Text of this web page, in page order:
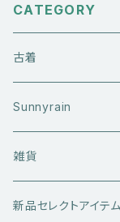
CATEGORY
古着
アウターウエア
ライダースジャケット
レザーアウター
トップス
セーター・ニットウエア
ボトムス
Sunnyrain
Tシャツ
タンクトップ
雑貨
新品セレクトアイテム